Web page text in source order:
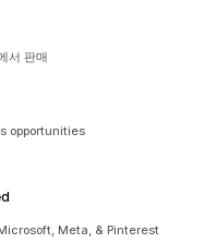
서 판매
opportunities
Meta, & Pinterest